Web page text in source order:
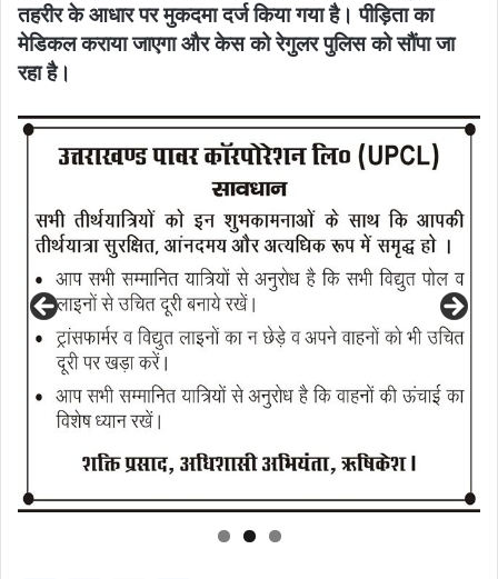
तहरीर के आधार पर मुकदमा दर्ज किया गया है। पीड़िता का
मेडिकल कराया जाएगा और केस को रेगुलर पुलिस को सौंपा जा
रहा है।